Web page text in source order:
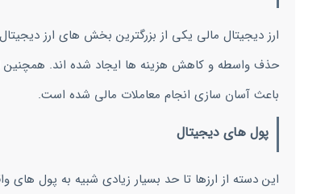
ارز دیجیتال مالی یکی از بزرگترین بخش های ارز
حذف واسطه و کاهش هزینه ها ایجاد شده اند. همچنین
باعث آسان سازی انجام معاملات مالی شده است.
پول های دیجیتال
این دسته از ارزها تا حد بسیار زیادی شبیه به پول